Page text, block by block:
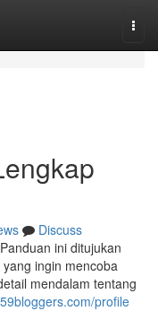
Discuss
ini ditujukan
ingin mencoba
mendalam tentang
profile